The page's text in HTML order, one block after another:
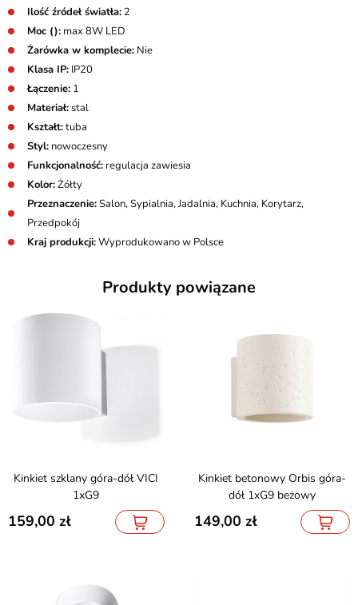
Ilość źródeł światła: 2
Moc (): max 8W LED
Żarówka w komplecie: Nie
Klasa IP: IP20
Łączenie: 1
Materiał:stal
Kształt:tuba
Styl: nowoczesny
Funkcjonalność: regulacja zawiesia
Kolor:Żółty
Przeznaczenie:Salon, Sypialnia, Jadalnia, Kuchnia, Korytarz,
Przedpokój
Kraj produkcji:Wyprodukowano w Polsce
Produkty powiązane
Kinkiet szklany góra-dół VICI
1xG9
159,00
Kinkiet betonowy Orbis góra-
dół 1xG9 beżowy
149,00